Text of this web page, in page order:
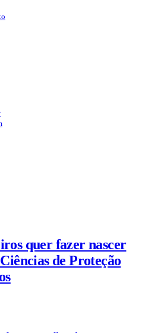
quer fazer nascer
de Proteção